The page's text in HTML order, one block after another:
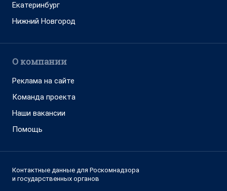
Екатеринбург
Нижний Новгород
О компании
Реклама на сайте
Команда проекта
Наши вакансии
Помощь
Контактные данные для Роскомнадзора
и государственных органов